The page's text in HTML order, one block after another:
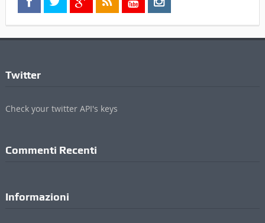
Twitter
Check your twitter API's keys
Commenti Recenti
Informazioni